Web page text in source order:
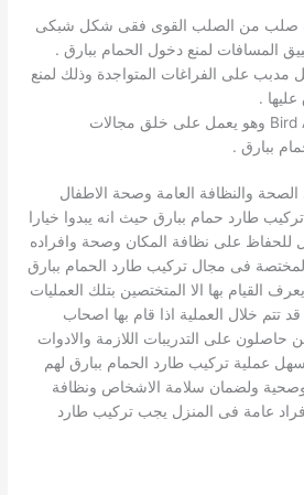
صلب من الصلب القوى فقى شكل شبكى
المسافات لمنع دخول الحمام ببارق .
على الفراغات المتواجدة وذلك لمنع
.
تركيب جهاز Bird A Way وهو يعمل على خلق مجالات
ببارق .
والنظافة العامة وصحة الاطفال
طارد حمام ببارق حيث انه يبدوا خيارا
للحفاظ على نظافة المكان وصحة وافراده
فى مجال تركيب طارد الحمام ببارق
القيام بها الا المتختصين بتلك العمليات
تتم خلال العملية اذا قام بها اصحاب
على التدريبات اللازمة والادوات
عملية تركيب طارد الحمام ببارق لهم
وصحية ولضمان سلامة الاشخاص ونظافة
عامة فى المنزل يجب تركيب طارد